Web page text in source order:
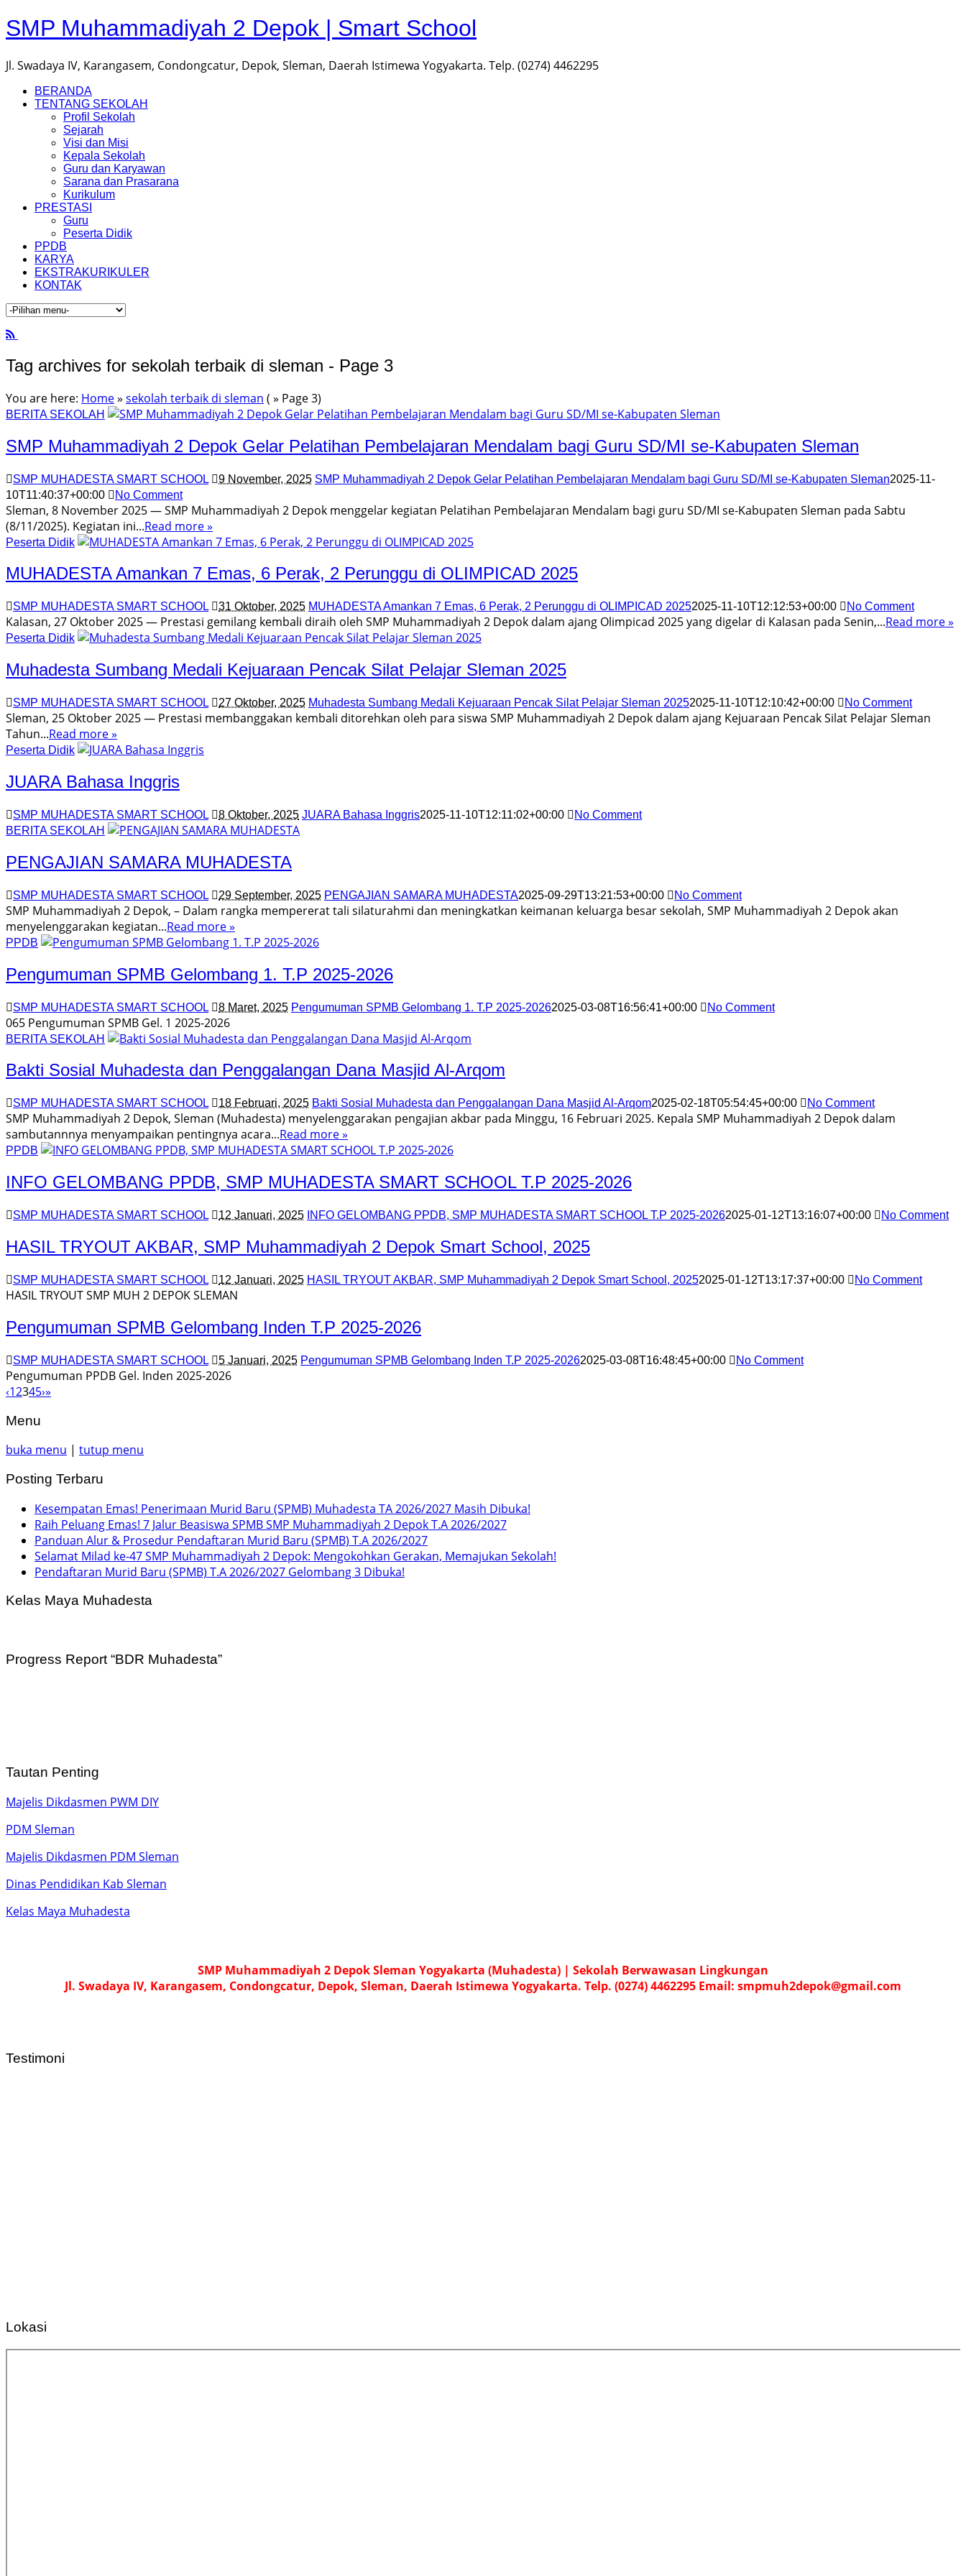
SMP Muhammadiyah 2 Depok | Smart School
Jl. Swadaya IV, Karangasem, Condongcatur, Depok, Sleman, Daerah Istimewa Yogyakarta. Telp. (0274) 4462295
BERANDA
TENTANG SEKOLAH
Profil Sekolah
Sejarah
Visi dan Misi
Kepala Sekolah
Guru dan Karyawan
Sarana dan Prasarana
Kurikulum
PRESTASI
Guru
Peserta Didik
PPDB
KARYA
EKSTRAKURIKULER
KONTAK
Tag archives for sekolah terbaik di sleman - Page 3
You are here: Home» sekolah terbaik di sleman ( » Page 3)
BERITA SEKOLAH
SMP Muhammadiyah 2 Depok Gelar Pelatihan Pembelajaran Mendalam bagi Guru SD/MI se-Kabupaten Sleman
SMP MUHADESTA SMART SCHOOL 9 November, 2025 SMP Muhammadiyah 2 Depok Gelar Pelatihan Pembelajaran Mendalam bagi Guru SD/MI se-Kabupaten Sleman2025-11-
10T11:40:37+00:00
No Comment
Sleman, 8 November 2025 — SMP Muhammadiyah 2 Depok menggelar kegiatan Pelatihan Pembelajaran Mendalam bagi guru SD/MI se-Kabupaten Sleman pada Sabtu
(8/11/2025). Kegiatan ini...Read more »
Peserta Didik
MUHADESTA Amankan 7 Emas, 6 Perak, 2 Perunggu di OLIMPICAD 2025
SMP MUHADESTA SMART SCHOOL 31 Oktober, 2025 MUHADESTA Amankan 7 Emas, 6 Perak, 2 Perunggu di OLIMPICAD 20252025-11-10T12:12:53+00:00 No Comment
Kalasan, 27 Oktober 2025 — Prestasi gemilang kembali diraih oleh SMP Muhammadiyah 2 Depok dalam ajang Olimpicad 2025 yang digelar di Kalasan pada Senin,...Read more »
Peserta Didik
Muhadesta Sumbang Medali Kejuaraan Pencak Silat Pelajar Sleman 2025
SMP MUHADESTA SMART SCHOOL 27 Oktober, 2025 Muhadesta Sumbang Medali Kejuaraan Pencak Silat Pelajar Sleman 20252025-11-10T12:10:42+00:00 No Comment
Sleman, 25 Oktober 2025 — Prestasi membanggakan kembali ditorehkan oleh para siswa SMP Muhammadiyah 2 Depok dalam ajang Kejuaraan Pencak Silat Pelajar Sleman
Tahun...Read more »
Peserta Didik
JUARA Bahasa Inggris
SMP MUHADESTA SMART SCHOOL 8 Oktober, 2025 JUARA Bahasa Inggris2025-11-10T12:11:02+00:00
No Comment
BERITA SEKOLAH
PENGAJIAN SAMARA MUHADESTA
SMP MUHADESTA SMART SCHOOL 29 September, 2025 PENGAJIAN SAMARA MUHADESTA2025-09-29T13:21:53+00:00 No Comment
SMP Muhammadiyah 2 Depok, – Dalam rangka mempererat tali silaturahmi dan meningkatkan keimanan keluarga besar sekolah, SMP Muhammadiyah 2 Depok akan
menyelenggarakan kegiatan...Read more »
PPDB
Pengumuman SPMB Gelombang 1. T.P 2025-2026
SMP MUHADESTA SMART SCHOOL 8 Maret, 2025 Pengumuman SPMB Gelombang 1. T.P 2025-20262025-03-08T16:56:41+00:00 No Comment
065 Pengumuman SPMB Gel. 1 2025-2026
BERITA SEKOLAH
Bakti Sosial Muhadesta dan Penggalangan Dana Masjid Al-Arqom
SMP MUHADESTA SMART SCHOOL 18 Februari, 2025 Bakti Sosial Muhadesta dan Penggalangan Dana Masjid Al-Arqom2025-02-18T05:54:45+00:00 No Comment
SMP Muhammadiyah 2 Depok, Sleman (Muhadesta) menyelenggarakan pengajian akbar pada Minggu, 16 Februari 2025. Kepala SMP Muhammadiyah 2 Depok dalam
sambutannnya menyampaikan pentingnya acara...Read more »
PPDB
INFO GELOMBANG PPDB, SMP MUHADESTA SMART SCHOOL T.P 2025-2026
SMP MUHADESTA SMART SCHOOL 12 Januari, 2025 INFO GELOMBANG PPDB, SMP MUHADESTA SMART SCHOOL T.P 2025-20262025-01-12T13:16:07+00:00 No Comment
HASIL TRYOUT AKBAR, SMP Muhammadiyah 2 Depok Smart School, 2025
SMP MUHADESTA SMART SCHOOL 12 Januari, 2025 HASIL TRYOUT AKBAR, SMP Muhammadiyah 2 Depok Smart School, 20252025-01-12T13:17:37+00:00 No Comment
HASIL TRYOUT SMP MUH 2 DEPOK SLEMAN
Pengumuman SPMB Gelombang Inden T.P 2025-2026
SMP MUHADESTA SMART SCHOOL 5 Januari, 2025 Pengumuman SPMB Gelombang Inden T.P 2025-20262025-03-08T16:48:45+00:00 No Comment
Pengumuman PPDB Gel. Inden 2025-2026
‹12345›»
Menu
buka menu | tutup menu
Posting Terbaru
Kesempatan Emas! Penerimaan Murid Baru (SPMB) Muhadesta TA 2026/2027 Masih Dibuka!
Raih Peluang Emas! 7 Jalur Beasiswa SPMB SMP Muhammadiyah 2 Depok T.A 2026/2027
Panduan Alur & Prosedur Pendaftaran Murid Baru (SPMB) T.A 2026/2027
Selamat Milad ke-47 SMP Muhammadiyah 2 Depok: Mengokohkan Gerakan, Memajukan Sekolah!
Pendaftaran Murid Baru (SPMB) T.A 2026/2027 Gelombang 3 Dibuka!
Kelas Maya Muhadesta
Progress Report “BDR Muhadesta”
Tautan Penting
Majelis Dikdasmen PWM DIY
PDM Sleman
Majelis Dikdasmen PDM Sleman
Dinas Pendidikan Kab Sleman
Kelas Maya Muhadesta
SMP Muhammadiyah 2 Depok Sleman Yogyakarta (Muhadesta) | Sekolah Berwawasan Lingkungan
Jl. Swadaya IV, Karangasem, Condongcatur, Depok, Sleman, Daerah Istimewa Yogyakarta. Telp. (0274) 4462295 Email: smpmuh2depok@gmail.com
Testimoni
Lokasi